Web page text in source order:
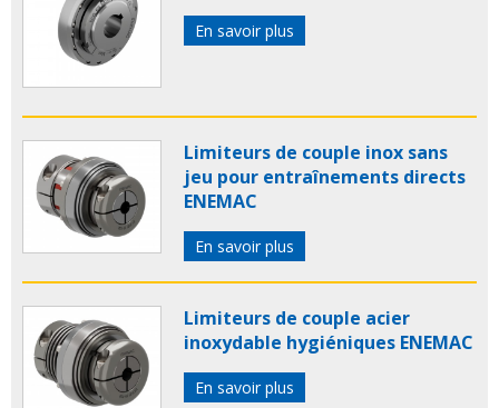
En savoir plus
Limiteurs de couple inox sans
jeu pour entraînements directs
ENEMAC
En savoir plus
Limiteurs de couple acier
inoxydable hygiéniques ENEMAC
En savoir plus